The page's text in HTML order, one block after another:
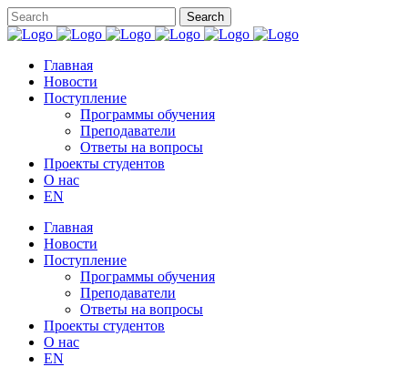
Главная
Новости
Поступление
Программы обучения
Преподаватели
Ответы на вопросы
Проекты студентов
О нас
EN
Главная
Новости
Поступление
Программы обучения
Преподаватели
Ответы на вопросы
Проекты студентов
О нас
EN